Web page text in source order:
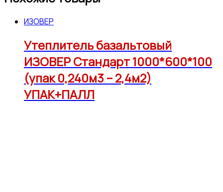
ИЗОВЕР
Утеплитель базальтовый
ИЗОВЕР Стандарт 1000*600*100
(упак 0,240м3 – 2,4м2)
УПАК+ПАЛЛ